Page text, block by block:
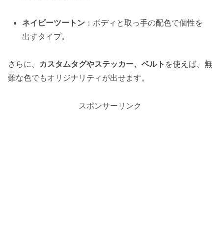
ネイビーツートン ：ボディと取っ手の配色で個性を
出すタイプ。
さらに、 カスタムタグやステッカー、ベルト を使えば、無
難な色でもオリジナリティが出せます。
スポンサーリンク